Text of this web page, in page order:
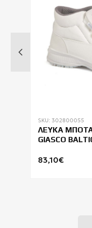
SKU: 302800055
ΛΕΥΚΑ
GIASCO
83,10€